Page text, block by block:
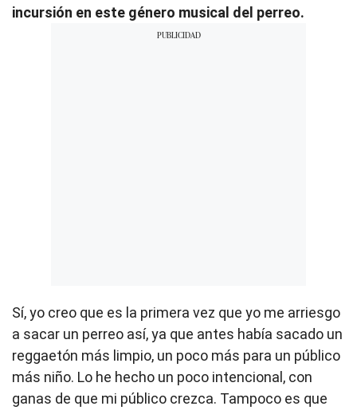
incursión en este género musical del perreo.
Sí, yo creo que es la primera vez que yo me arriesgo
a sacar un perreo así, ya que antes había sacado un
reggaetón más limpio, un poco más para un público
más niño. Lo he hecho un poco intencional, con
ganas de que mi público crezca. Tampoco es que